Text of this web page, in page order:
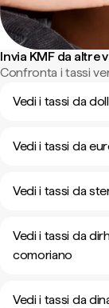
Invia KMF da altre
Confronta i tassi
Vedi i tassi da
Vedi i tassi da
Vedi i tassi da
Vedi i tassi da
comoriano
Vedi i tassi da